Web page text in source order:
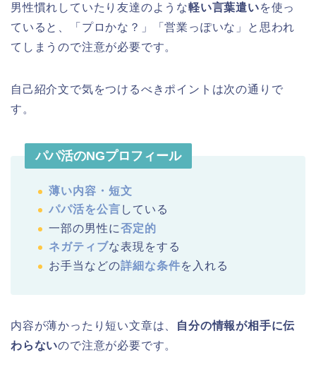
男性慣れしていたり友達のような軽い言葉遣いを使っ
ていると、「プロかな？」「営業っぽいな」と思われ
てしまうので注意が必要です。
自己紹介文で気をつけるべきポイントは次の通りで
す。
パパ活のNGプロフィール
薄い内容・短文
パパ活を公言 している
一部の男性に否定的
ネガティブな表現をする
お手当などの詳細な条件を入れる
内容が薄かったり短い文章は、
自分の情報が相手に伝
わらないので注意が必要です。